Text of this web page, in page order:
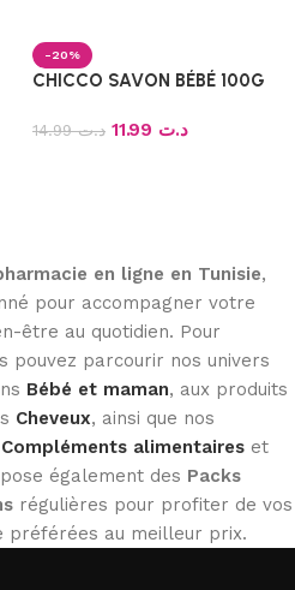
-20%
CHICCO SAVON BÉBÉ 100G
د.ت14.99 د.ت
en ligne en Tunisie,
pour accompagner votre
être au quotidien. Pour
pouvez parcourir nos univers
Bébé et maman, aux produits
Cheveux, ainsi que nos
Compléments alimentaires et
également des Packs
régulières pour profiter de vos
préférées au meilleur prix.